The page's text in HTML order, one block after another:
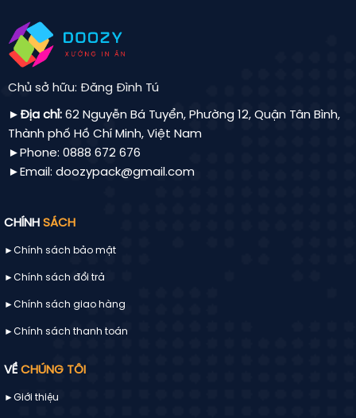
Chủ sở hữu: Đăng Đình Tú
►Địa chỉ: 62 Nguyễn Bá Tuyển, Phường 12, Quận Tân Bình,
Thành phố Hồ Chí Minh, Việt Nam
►Phone: 0888 672 676
►Email: doozypack@gmail.com
CHÍNH SÁCH
►Chính sách bảo mật
►Chính sách đổi trả
►Chính sách giao hàng
►Chính sách thanh toán
VỀ CHÚNG TÔI
►Giới thiệu